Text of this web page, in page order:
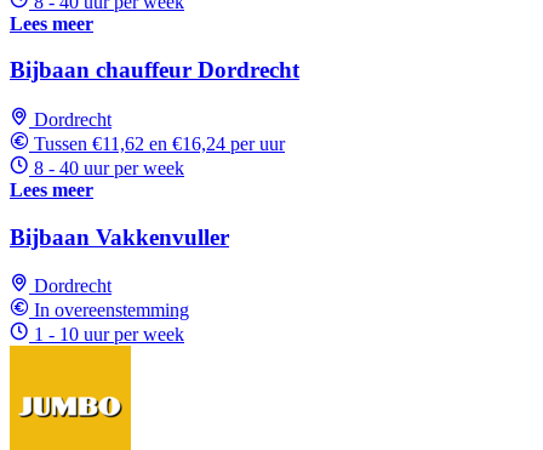
Lees meer
Bijbaan chauffeur Dordrecht
Dordrecht
Tussen €11,62 en €16,24 per uur
8 - 40 uur per week
Lees meer
Bijbaan Vakkenvuller
Dordrecht
In overeenstemming
1 - 10 uur per week